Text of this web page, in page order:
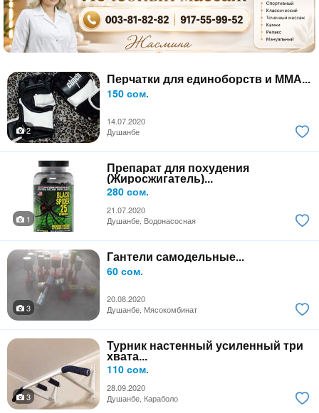
Перчатки для единоборств и MMA...
150 сом.
14.07.2020
2
Душанбе
Препарат для похудения
(Жиросжигатель)...
280 сом.
21.07.2020
1
Душанбе, Водонасосная
Гантели самодельные...
60 сом.
20.08.2020
3
Душанбе, Мясокомбинат
Турник настенный усиленный три
хвата...
110 сом.
28.09.2020
3
Душанбе, Караболо